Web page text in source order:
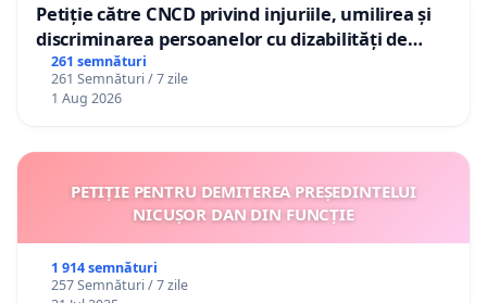
Petiție către CNCD privind injuriile, umilirea și
discriminarea persoanelor cu dizabilități de
către utilizatorul TikTok „Gorici”
261 semnături
261 Semnături / 7 zile
1 Aug 2026
PETIȚIE PENTRU DEMITEREA PREȘEDINTELUI
NICUȘOR DAN DIN FUNCȚIE
1 914 semnături
257 Semnături / 7 zile